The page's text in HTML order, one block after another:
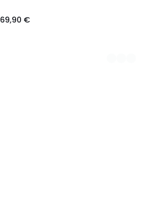
69,90 €